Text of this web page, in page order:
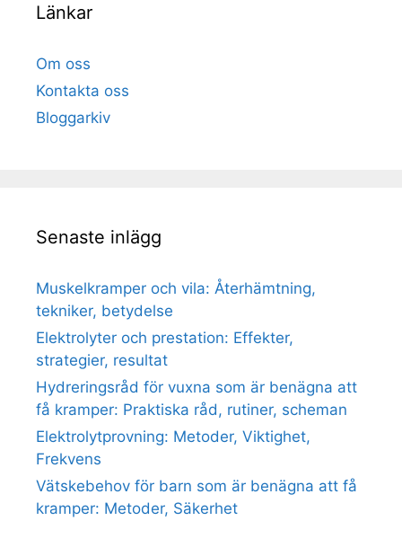
Länkar
Om oss
Kontakta oss
Bloggarkiv
Senaste inlägg
Muskelkramper och vila: Återhämtning,
tekniker, betydelse
Elektrolyter och prestation: Effekter,
strategier, resultat
Hydreringsråd för vuxna som är benägna att
få kramper: Praktiska råd, rutiner, scheman
Elektrolytprovning: Metoder, Viktighet,
Frekvens
Vätskebehov för barn som är benägna att få
kramper: Metoder, Säkerhet